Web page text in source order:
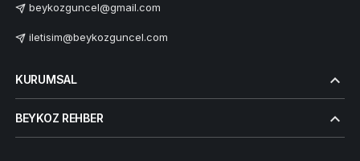
beykozguncel@gmail.com
iletisim@beykozguncel.com
KURUMSAL
BEYKOZ REHBER